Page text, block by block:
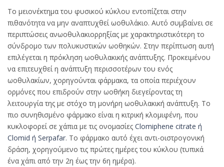
Το μειονέκτημα του φυσικού κύκλου εντοπίζεται στην
πιθανότητα να μην αναπτυχθεί ωοθυλάκιο. Αυτό συμβαίνει σε
περιπτώσεις ανωοθυλακιορρηξίας με χαρακτηριστικότερη το
σύνδρομο των πολυκυστικών ωοθηκών. Στην περίπτωση αυτή
επιλέγεται η πρόκληση ωοθυλακικής ανάπτυξης. Προκειμένου
να επιτευχθεί η ανάπτυξη περισσοτέρων του ενός
ωοθυλακίων, χορηγούνται φάρμακα, τα οποία περιέχουν
ορμόνες που επιδρούν στην ωοθήκη διεγείροντας τη
λειτουργία της με στόχο τη μονήρη ωοθυλακική ανάπτυξη. Το
πιο συνηθισμένο φάρμακο είναι η κιτρική κλομιφένη, που
κυκλοφορεί σε χάπια με τις ονομασίες Clomiphene citrate ή
Clomid ή Serpafar. Το φάρμακο αυτό έχει αντι-οιστρογονική
δράση, χορηγούμενο τις πρώτες ημέρες του κύκλου (τυπικά
ένα χάπι από την 2η έως την 6η ημέρα).